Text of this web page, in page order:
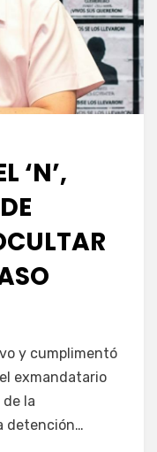
‘N’,
y cumplimentó
exmandatario
la
detención…